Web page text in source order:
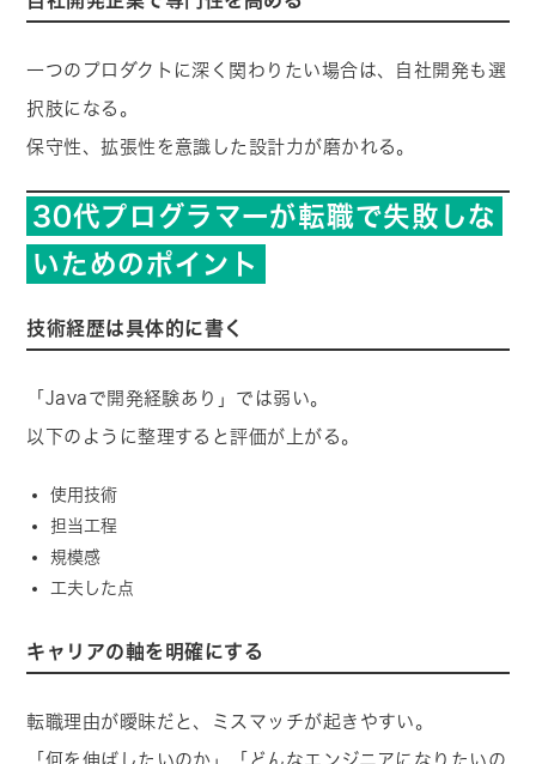
一つのプロダクトに深く関わりたい場合は、自社開発も選
択肢になる。
保守性、拡張性を意識した設計力が磨かれる。
30代プログラマーが転職で失敗しな
いためのポイント
技術経歴は具体的に書く
「Javaで開発経験あり」では弱い。
以下のように整理すると評価が上がる。
使用技術
担当工程
規模感
工夫した点
キャリアの軸を明確にする
転職理由が曖昧だと、ミスマッチが起きやすい。
「何を伸ばしたいのか」「どんなエンジニアになりたいの